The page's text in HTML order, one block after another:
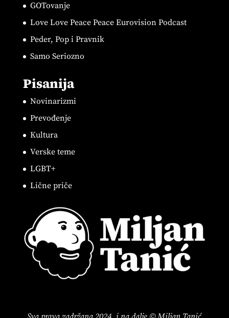
GOTovanje
Love Love Peace Peace Eurovision Podcast
Peder, Pop i Pravnik
Samo Seriozno
Pisanija
Novinarizmi
Prevođenje
Kultura
Verske teme
LGBT+
Lične priče